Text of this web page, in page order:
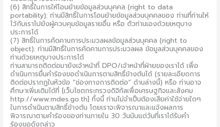
(6) สิทธิ์ในการให้โอนย้ายข้อมูลส่วนบุคคล (right to data
portability): ท่านมีสิทธิ์ในการโอนย้ายข้อมูลส่วนบุคคลของ ท่านที่ท่านให้
ไว้กับเราไปยังผู้ควบคุมข้อมูลรายอื่น หรือ ตัวท่านเองด้วยเหตุบาง
ประการได้
(7) สิทธิ์ในการคัดคานการประมวลผลข้อมูลส่วนบุคคล (right to
object): ท่านมีสิทธิ์ในการคัดคานการประมวลผล ข้อมูลส่วนบุคคลของ
ท่านด้วยเหตุบางประการได้
ท่านสามารถติดต่อมายังเจ้าหน้าที่ DPO/เจ้าหน้าที่ฝ่ายของเราได้ เพื่อ
ดำเนินการยื่นคำร้องขอดำเนินการตามสิทธิ์ข้างต้นได้ (รายละเอียดการ
ติดต่อปรากฏในหัวข้อ “ช่องทางการติดต่อ” ด้านล่างนี้) หรือ ท่านอาจ
ศึกษาเพิ่มเติมได้ที่ [เว็บไซตกระทรวงดิจิทัลเพื่อเศรษฐกิจและสังคม
http://www.mdes.go.th] ทั้งนี้ ท่านไม่จำเป็นต้องเสียค่าใช้จ่ายใดๆ
ในการดำเนินตามสิทธิ์ข้างต้น โดยเราจะพิจารณาและแจ้งผลการ
พิจารณาตามคำร้องของท่านภายใน 30 วันนับแต่วันที่เราได้รับคำ
ร้องขอดังกล่าว